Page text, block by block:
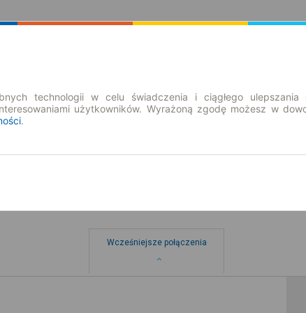
Wcześniejsze połączenia
technologii w celu świadczenia i ciągłego ulepszania
użytkowników. Wyrażoną zgodę możesz w
.